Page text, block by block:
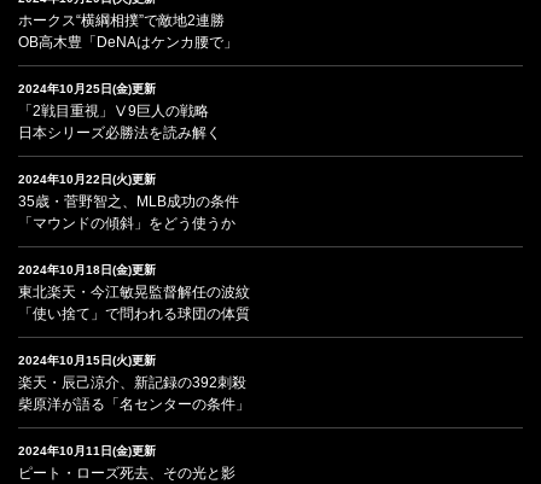
ホークス“横綱相撲”で敵地2連勝
OB高木豊「DeNAはケンカ腰で」
2024年10月25日(金)更新
「2戦目重視」Ⅴ9巨人の戦略
日本シリーズ必勝法を読み解く
2024年10月22日(火)更新
35歳・菅野智之、MLB成功の条件
「マウンドの傾斜」をどう使うか
2024年10月18日(金)更新
東北楽天・今江敏晃監督解任の波紋
「使い捨て」で問われる球団の体質
2024年10月15日(火)更新
楽天・辰己涼介、新記録の392刺殺
柴原洋が語る「名センターの条件」
2024年10月11日(金)更新
ピート・ローズ死去、その光と影